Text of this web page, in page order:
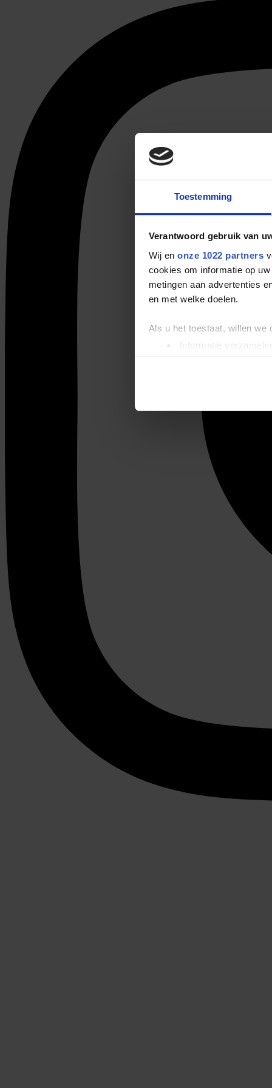
Toestemming
Verantwoord gebruik van
Wij en onze 1022 partners
cookies om informatie op
metingen aan advertenties
en met welke doelen.
Als u het toestaat, willen we
Informatie
Uw apparaat
Lees meer over hoe uw
We gebruiken cookies om
websiteverkeer te
media, adverteren en
verstrekt of die ze hebben